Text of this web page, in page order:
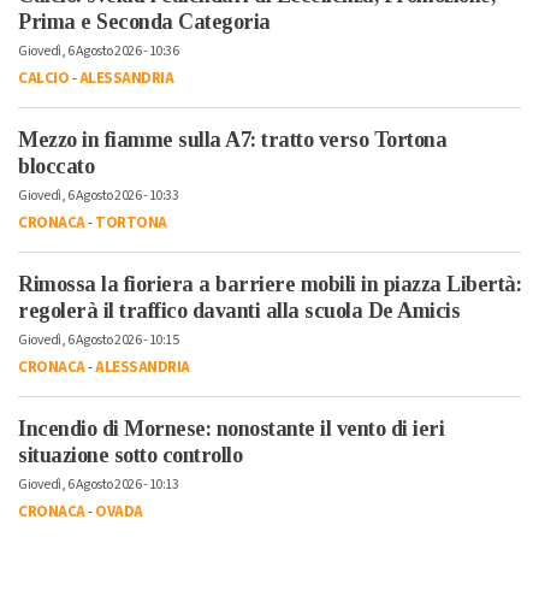
Prima e Seconda Categoria
Giovedì, 6 Agosto 2026 - 10:36
CALCIO-ALESSANDRIA
Mezzo in fiamme sulla A7: tratto verso Tortona
bloccato
Giovedì, 6 Agosto 2026 - 10:33
CRONACA-TORTONA
Rimossa la fioriera a barriere mobili in piazza Libertà:
regolerà il traffico davanti alla scuola De Amicis
Giovedì, 6 Agosto 2026 - 10:15
CRONACA-ALESSANDRIA
Incendio di Mornese: nonostante il vento di ieri
situazione sotto controllo
Giovedì, 6 Agosto 2026 - 10:13
CRONACA-OVADA